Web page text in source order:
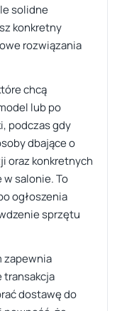
solidne
konkretny
rozwiązania
chcą
lub po
podczas gdy
dbające o
oraz konkretnych
salonie. To
ogłoszenia
sprzętu
zapewnia
transakcja
dostawę do